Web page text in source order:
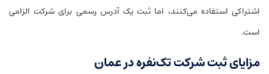
اشتراکی استفاده می‌کنند، اما ثبت یک آدرس رسمی برای شرکت الزامی
است.
مزایای ثبت شرکت تک‌نفره در عمان